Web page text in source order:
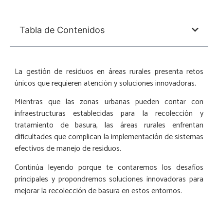
Tabla de Contenidos
La gestión de residuos en áreas rurales presenta retos
únicos que requieren atención y soluciones innovadoras.
Mientras que las zonas urbanas pueden contar con
infraestructuras establecidas para la recolección y
tratamiento de basura, las áreas rurales enfrentan
dificultades que complican la implementación de sistemas
efectivos de manejo de residuos.
Continúa leyendo porque te contaremos los desafíos
principales y propondremos soluciones innovadoras para
mejorar la recolección de basura en estos entornos.